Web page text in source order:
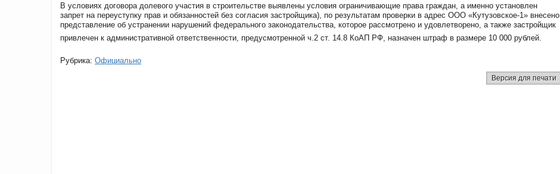
В условиях договора долевого участия в строительстве выявлены условия ограничивающие права граждан, а именно установлен
запрет на переуступку прав и обязанностей без согласия застройщика), по результатам проверки в адрес ООО «Кутузовское-1» внесено
представление об устранении нарушений федерального законодательства, которое рассмотрено и удовлетворено, а также застройщик
привлечен к административной ответственности, предусмотренной ч.2 ст. 14.8 КоАП РФ, назначен штраф в размере 10 000 рублей.
Рубрика: Официально
Версия для печати